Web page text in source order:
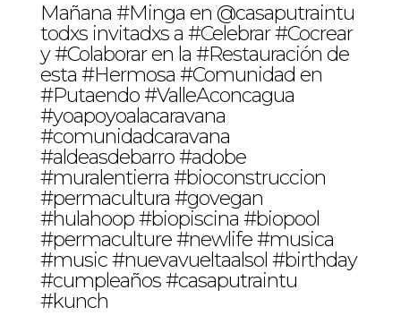
Mañana #Minga en @casaputraintu
todxs invitadxs a #Celebrar #Cocrear
y #Colaborar en la #Restauración de
esta #Hermosa #Comunidad en
#Putaendo #ValleAconcagua
#yoapoyoalacaravana
#comunidadcaravana
#aldeasdebarro #adobe
#muralentierra #bioconstruccion
#permacultura #govegan
#hulahoop #biopiscina #biopool
#permaculture #newlife #musica
#music #nuevavueltaalsol #birthday
#cumpleaños #casaputraintu
#kunch